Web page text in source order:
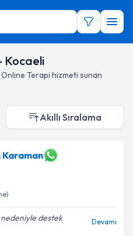
Kocaeli
Online Terapi hizmeti sunan
Akıllı Sıralama
Karaman
nedeniyle destek
Devamı